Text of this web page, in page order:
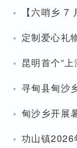
· 【六哨乡 7
· 定制爱心礼
· 昆明首个“
· 寻甸县甸沙
· 甸沙乡开展
· 功山镇2026